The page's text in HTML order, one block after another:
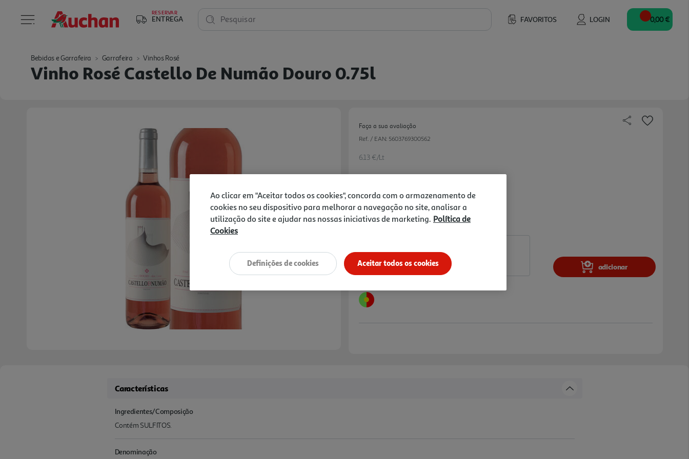
RESERVAR
ENTREGA FAVORITOS LOGIN
Pesquisar 0,00 €
Bebidas e Garrafeira Garrafeira Vinhos Rosé
Vinho Rosé Castello De Numão Douro 0.75l
Faça a sua avaliação
Ref. / EAN: 5603769300562
6.13 €/Lt
4,60 €
adicionar
Características
Ingredientes/Composição
Contém SULFITOS.
Denominação
Ao clicar em "Aceitar todos os cookies", concorda com o armazenamento de
cookies no seu dispositivo para melhorar a navegação no site, analisar a
utilização do site e ajudar nas nossas iniciativas de marketing. Política de
Cookies
Aceitar todos os cookies
Definições de cookies